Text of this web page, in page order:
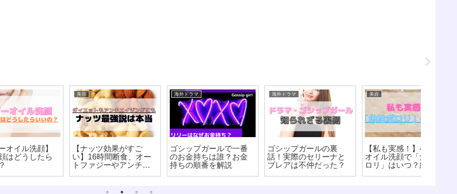
顔】
たら
【ナッツ効果がすご
い】16時間断食、オー
トファジーやアンチエ
海外ドラマ
ゴシップガールで一番
のお金持ちは誰？お金
持ちの順番を解説
海外ドラマ
ゴシップガールの裏
話！実際のセリーナと
ブレアは不仲だった？
【私も実感！】ベビー
オイル洗顔で「角栓ポ
ロリ」はいつ？経過観